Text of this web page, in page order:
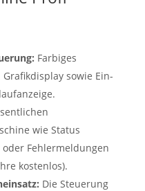
Farbiges
sowie Ein-
wie Status
Fehlermeldungen
kostenlos).
Die Steuerung